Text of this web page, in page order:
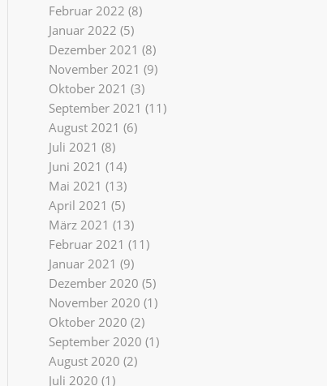
Februar 2022 (8)
Januar 2022 (5)
Dezember 2021 (8)
November 2021 (9)
Oktober 2021 (3)
September 2021 (11)
August 2021 (6)
Juli 2021 (8)
Juni 2021 (14)
Mai 2021 (13)
April 2021 (5)
März 2021 (13)
Februar 2021 (11)
Januar 2021 (9)
Dezember 2020 (5)
November 2020 (1)
Oktober 2020 (2)
September 2020 (1)
August 2020 (2)
Juli 2020 (1)